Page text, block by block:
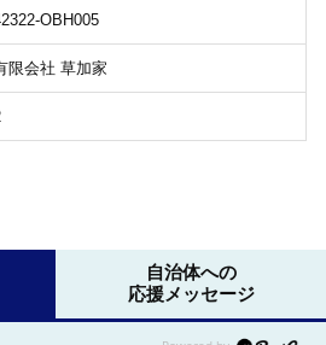
OBH005
限会社 草加家
自治体への
応援メッセージ